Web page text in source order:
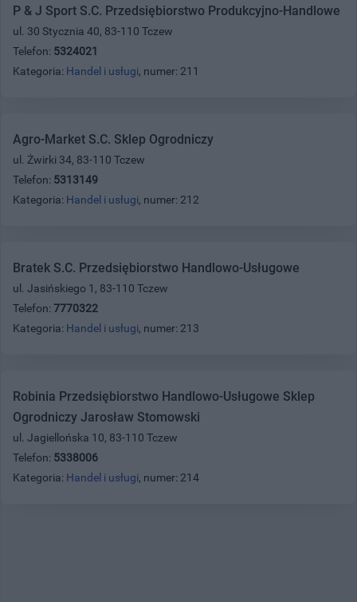
P & J Sport S.C. Przedsiębiorstwo Produkcyjno-Handlowe
ul. 30 Stycznia 40, 83-110 Tczew
Telefon: 5324021
Kategoria: Handel i usługi, numer: 211
Agro-Market S.C. Sklep Ogrodniczy
ul. Żwirki 34, 83-110 Tczew
Telefon: 5313149
Kategoria: Handel i usługi, numer: 212
Bratek S.C. Przedsiębiorstwo Handlowo-Usługowe
ul. Jasińskiego 1, 83-110 Tczew
Telefon: 7770322
Kategoria: Handel i usługi, numer: 213
Robinia Przedsiębiorstwo Handlowo-Usługowe Sklep
Ogrodniczy Jarosław Stomowski
ul. Jagiellońska 10, 83-110 Tczew
Telefon: 5338006
Kategoria: Handel i usługi, numer: 214